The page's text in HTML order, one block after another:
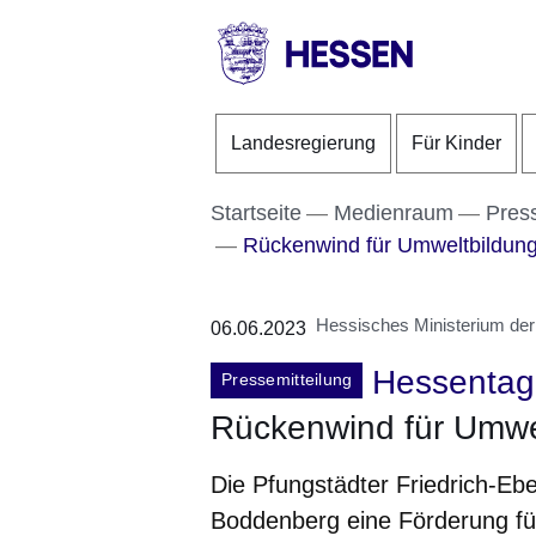
Direkt zum Kopf der
Direkt zum Inhalt
Direkt zum Fuß der
Landesregierung
Landesregierung Für Kinder
Startseite Medienraum
Rückenwind für Umweltbildung
06.06.2023 Hessisches Ministerium
Pressemitteilung
Hessentag
Rückenwind für
Die Pfungstädter Friedrich-
Boddenberg eine Förderung